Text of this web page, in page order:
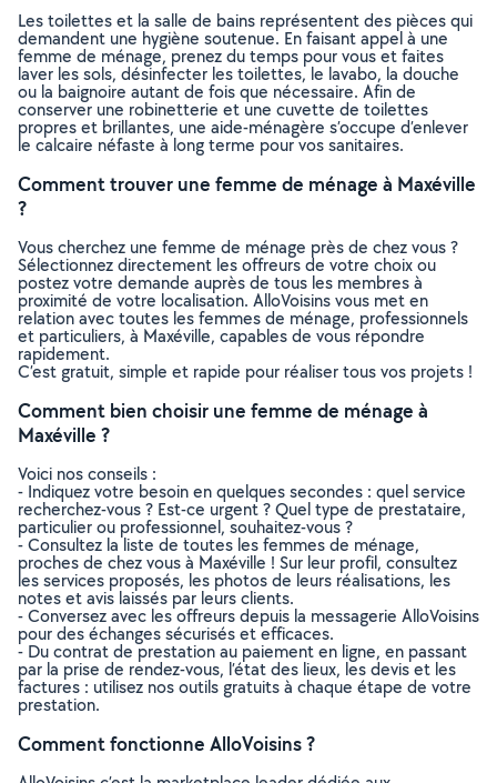
Les toilettes et la salle de bains représentent des pièces qui
demandent une hygiène soutenue. En faisant appel à une
femme de ménage, prenez du temps pour vous et faites
laver les sols, désinfecter les toilettes, le lavabo, la douche
ou la baignoire autant de fois que nécessaire. Afin de
conserver une robinetterie et une cuvette de toilettes
propres et brillantes, une aide-ménagère s’occupe d’enlever
le calcaire néfaste à long terme pour vos sanitaires.
Comment trouver une femme de ménage à Maxéville
?
Vous cherchez une femme de ménage près de chez vous ?
Sélectionnez directement les offreurs de votre choix ou
postez votre demande auprès de tous les membres à
proximité de votre localisation. AlloVoisins vous met en
relation avec toutes les femmes de ménage, professionnels
et particuliers, à Maxéville, capables de vous répondre
rapidement.
C’est gratuit, simple et rapide pour réaliser tous vos projets !
Comment bien choisir une femme de ménage à
Maxéville ?
Voici nos conseils :
- Indiquez votre besoin en quelques secondes : quel service
recherchez-vous ? Est-ce urgent ? Quel type de prestataire,
particulier ou professionnel, souhaitez-vous ?
- Consultez la liste de toutes les femmes de ménage,
proches de chez vous à Maxéville ! Sur leur profil, consultez
les services proposés, les photos de leurs réalisations, les
notes et avis laissés par leurs clients.
- Conversez avec les offreurs depuis la messagerie AlloVoisins
pour des échanges sécurisés et efficaces.
- Du contrat de prestation au paiement en ligne, en passant
par la prise de rendez-vous, l’état des lieux, les devis et les
factures : utilisez nos outils gratuits à chaque étape de votre
prestation.
Comment fonctionne AlloVoisins ?